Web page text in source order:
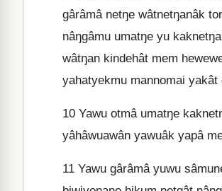
gârâmâ netŋe wâtnetŋanâk
nâŋgâmu umatŋe yu
wâtŋan kindehât mem
yahatyekmu mannomai
10 Yawu otmâ umatŋe
yâhâwuawân yawuâk yapâ
11 Yawu gârâmâ yuwu